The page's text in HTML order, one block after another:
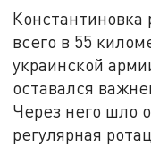
всего в 55
украинской
оставался
Через него шло
регулярная